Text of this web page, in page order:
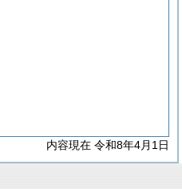
内容現在 令和8年4月1日